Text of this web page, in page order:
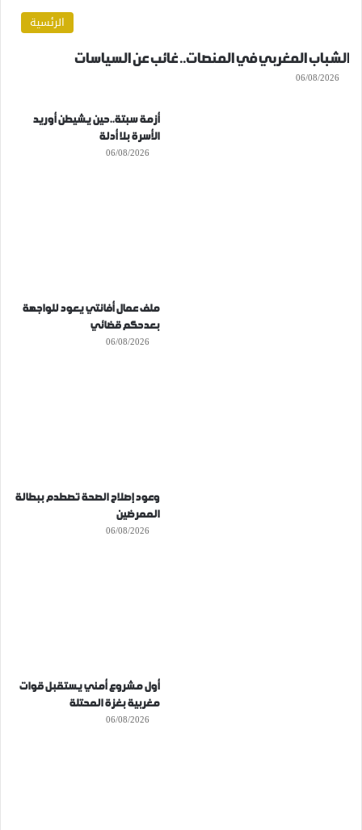
الرئسية
الشباب المغربي في المنصات.. غائب عن السياسات
06/08/2026
أزمة سبتة..حين يشيطن أوريد
الأسرة بلا أدلة
06/08/2026
ملف عمال أفانتي يعود للواجهة
بعدحكم قضائي
06/08/2026
وعود إصلاح الصحة تصطدم ببطالة
الممرضين
06/08/2026
أول مشروع أمني يستقبل قوات
مغربية بغزة المحتلة
06/08/2026